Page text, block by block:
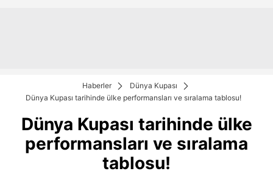
Haberler
Dünya Kupası
Dünya Kupası tarihinde ülke performansları ve sıralama tablosu!
Dünya Kupası tarihinde ülke
performansları ve sıralama
tablosu!